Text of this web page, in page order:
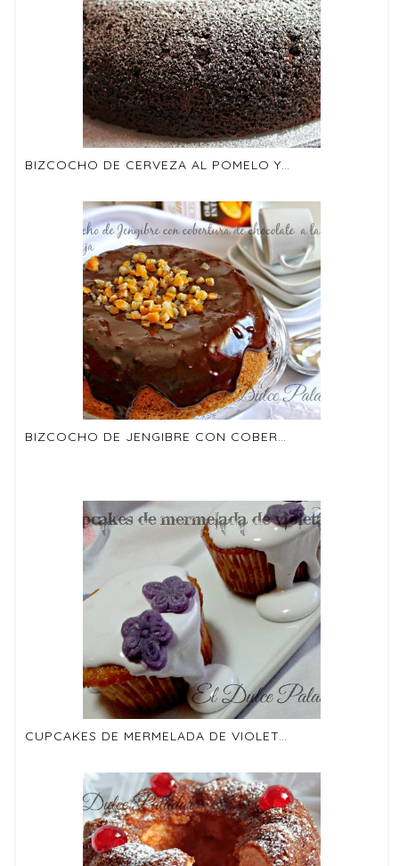
BIZCOCHO DE CERVEZA AL POMELO Y CHOCOLATE
BIZCOCHO DE JENGIBRE CON COBERTURA DE CHOCOLATE A LA NARANJA
CUPCAKES DE MERMELADA DE VIOLETAS